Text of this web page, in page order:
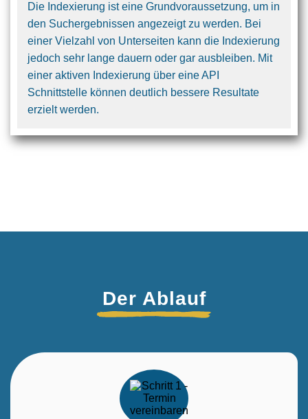
Die Indexierung ist eine Grundvoraus­setzung, um in
den Suchergebnissen angezeigt zu werden. Bei
einer Vielzahl von Unterseiten kann die Indexierung
jedoch sehr lange dauern oder gar ausbleiben. Mit
einer aktiven Indexierung über eine API
Schnittstelle können deutlich bessere Resultate
erzielt werden.
Der Ablauf